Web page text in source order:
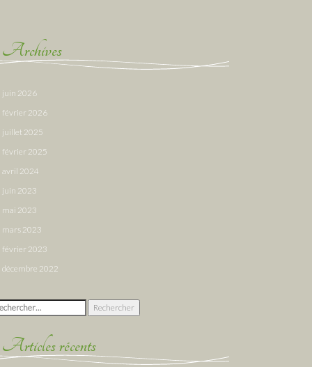
Archives
juin 2026
février 2026
juillet 2025
février 2025
avril 2024
juin 2023
mai 2023
mars 2023
février 2023
décembre 2022
:
Articles récents